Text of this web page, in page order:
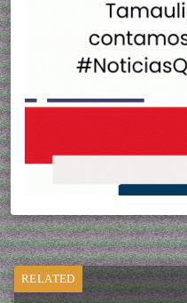
RELATED